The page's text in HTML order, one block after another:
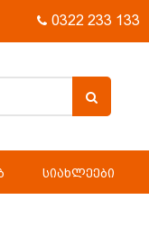
0322 233 133
ᲡᲘᲐᲮᲚᲔᲔᲑᲘ